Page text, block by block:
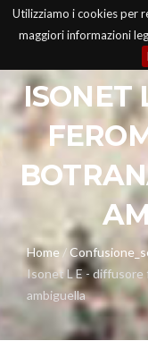
Utilizziamo i cookies per
maggiori informazioni
ISONET
Home /
Isonet L E - diffusore
ambiguella